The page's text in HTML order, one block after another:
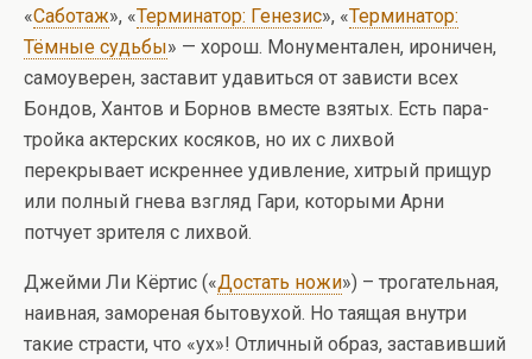
«Саботаж», «Терминатор: Генезис», «Терминатор:
Тёмные судьбы» — хорош. Монументален, ироничен,
самоуверен, заставит удавиться от зависти всех
Бондов, Хантов и Борнов вместе взятых. Есть пара-
тройка актерских косяков, но их с лихвой
перекрывает искреннее удивление, хитрый прищур
или полный гнева взгляд Гари, которыми Арни
потчует зрителя с лихвой.
Джейми Ли Кёртис («Достать ножи») – трогательная,
наивная, замореная бытовухой. Но таящая внутри
такие страсти, что «ух»! Отличный образ, заставивший